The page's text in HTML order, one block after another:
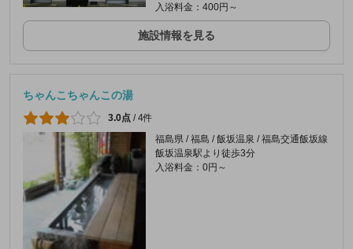
入浴料金：400円～
施設情報を見る
ちゃんこちゃんこの湯
3.0点 /4件
福島県 / 福島 / 飯坂温泉 / 福島交通飯坂線
飯坂温泉駅より徒歩3分
入浴料金：0円～